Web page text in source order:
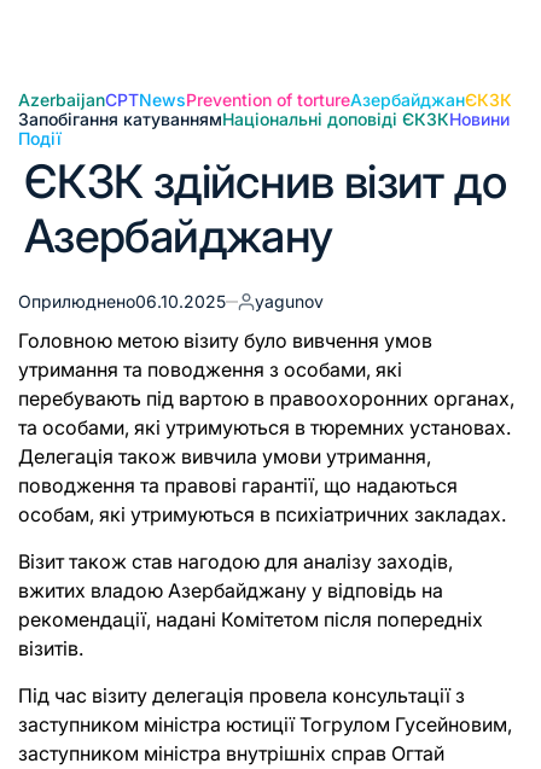
AzerbaijanCPTNewsPrevention of tortureАзербайджанЄКЗК
Запобігання катуваннямНаціональні доповіді ЄКЗКНовини
Події
ЄКЗК здійснив візит до
Азербайджану
Оприлюднено06.10.2025 yagunov
Головною метою візиту було вивчення умов
утримання та поводження з особами, які
перебувають під вартою в правоохоронних органах,
та особами, які утримуються в тюремних установах.
Делегація також вивчила умови утримання,
поводження та правові гарантії, що надаються
особам, які утримуються в психіатричних закладах.
Візит також став нагодою для аналізу заходів,
вжитих владою Азербайджану у відповідь на
рекомендації, надані Комітетом після попередніх
візитів.
Під час візиту делегація провела консультації з
заступником міністра юстиції Тогрулом Гусейновим,
заступником міністра внутрішніх справ Огтай